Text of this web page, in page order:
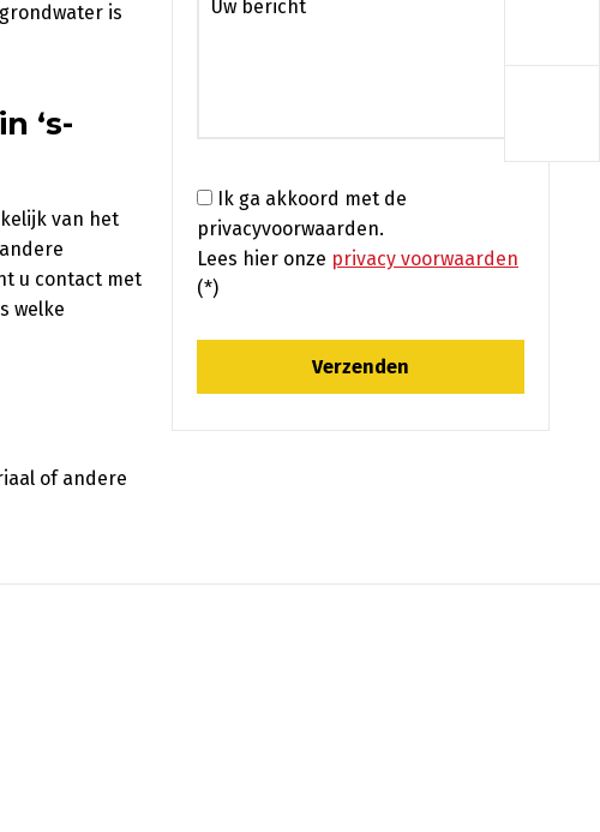
is
‘s-
van het
u contact met
welke
of andere
Ik ga akkoord met de
privacyvoorwaarden.
Lees hier onze privacy voorwaarden
(*)